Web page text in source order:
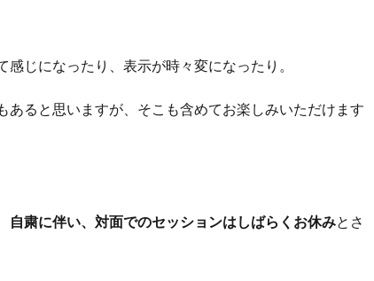
じになったり、表示が時々変になったり。
あると思いますが、そこも含めてお楽しみいただけます
自粛に伴い、対面でのセッションはしばらくお休みとさ